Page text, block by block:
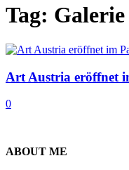
Tag: Galerie
Art Austria eröffnet
0
ABOUT ME